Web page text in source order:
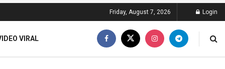
Friday, August 7, 2026 Login
VIRAL